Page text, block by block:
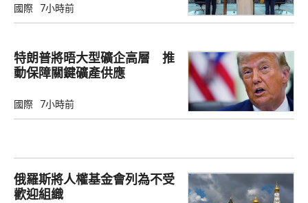
國際 7小時前
特朗普將晤大型礦企高層 推
動保障關鍵礦產供應
國際 7小時前
俄羅斯將人權基金會列為不受
歡迎組織